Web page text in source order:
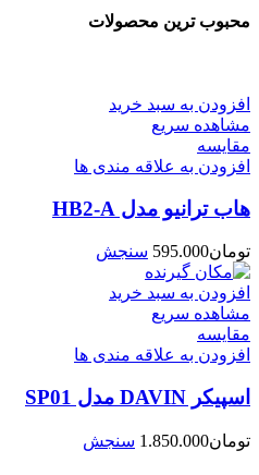
محبوب ترین محصولات
افزودن به سبد خرید
مشاهده سریع
مقایسه
افزودن به علاقه مندی ها
هاب ترانیو مدل HB2-A
تومان595.000 سنجش
افزودن به سبد خرید
مشاهده سریع
مقایسه
افزودن به علاقه مندی ها
اسپیکر DAVIN مدل SP01
تومان1.850.000 سنجش